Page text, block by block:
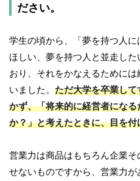
ださい。
学生の頃から、「夢を持つ人
ほしい、夢を持つ人と並走し
おり、それをかなえるために
いました。 ただ大学を卒業し
かず、「将来的に経営者にな
か？」と考えたときに、目を
営業力は商品はもちろん企業
せないものですから、営業力